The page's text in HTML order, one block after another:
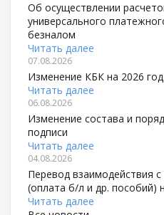
Об осуществлении
универсального
безналом
Читать далее
07.08.2026
Изменение КБК на 2026 год
Читать далее
06.08.2026
Изменение состава и
подписи
Читать далее
04.08.2026
Перевод взаимодействия
(оплата б/л и др. пособий)
Читать далее